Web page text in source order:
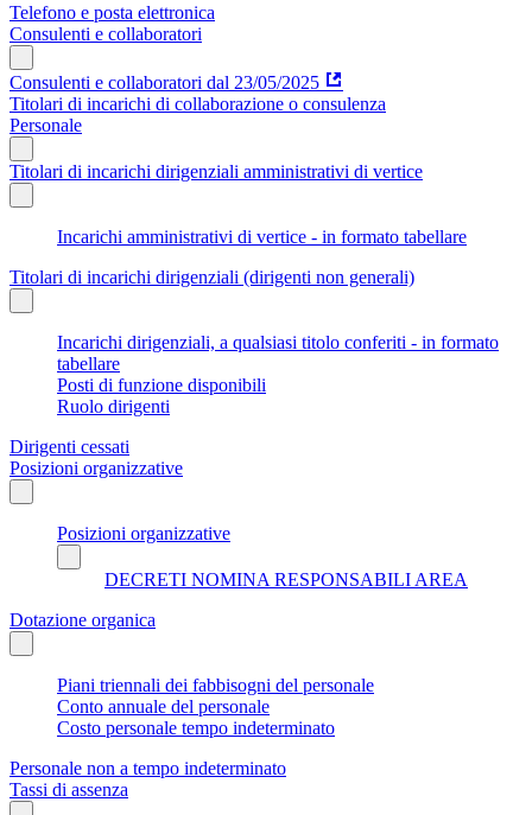
Telefono e posta elettronica
Consulenti e collaboratori
Consulenti e collaboratori dal 23/05/2025
Titolari di incarichi di collaborazione o consulenza
Personale
Titolari di incarichi dirigenziali amministrativi di vertice
Incarichi amministrativi di vertice - in formato tabellare
Titolari di incarichi dirigenziali (dirigenti non generali)
Incarichi dirigenziali, a qualsiasi titolo conferiti - in formato
tabellare
Posti di funzione disponibili
Ruolo dirigenti
Dirigenti cessati
Posizioni organizzative
Posizioni organizzative
DECRETI NOMINA RESPONSABILI AREA
Dotazione organica
Piani triennali dei fabbisogni del personale
Conto annuale del personale
Costo personale tempo indeterminato
Personale non a tempo indeterminato
Tassi di assenza